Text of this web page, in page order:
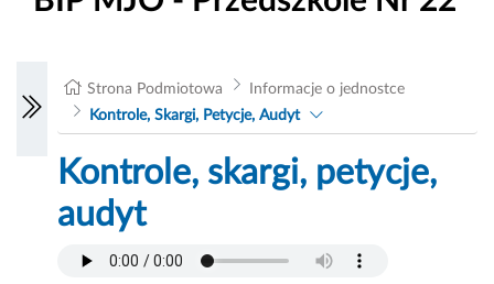
Strona Podmiotowa
Informacje o jednostce
Kontrole, Skargi, Petycje, Audyt
Kontrole, skargi, petycje,
audyt